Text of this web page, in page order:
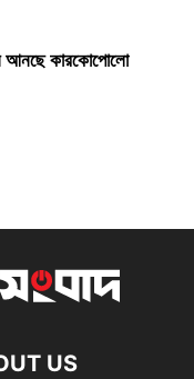
আনছে কারকোপোলো
US